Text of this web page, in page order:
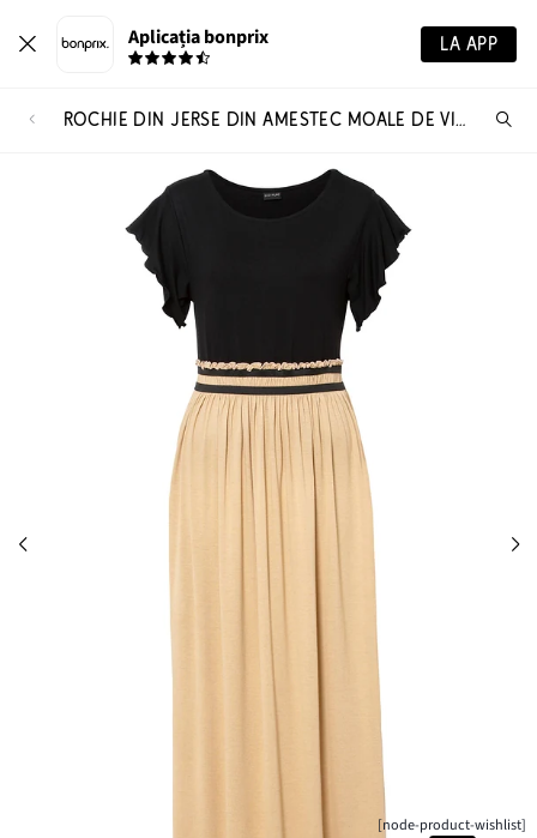
Aplicația bonprix LA APP
ROCHIE DIN JERSE DIN AMESTEC MOALE DE VISCOZĂ
[node-product-wishlist]